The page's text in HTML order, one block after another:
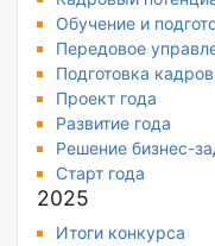
Обучение и
Передовое
Подготовка
Проект года
Развитие года
Решение бизнес-
Старт года
2025
Итоги конкурса